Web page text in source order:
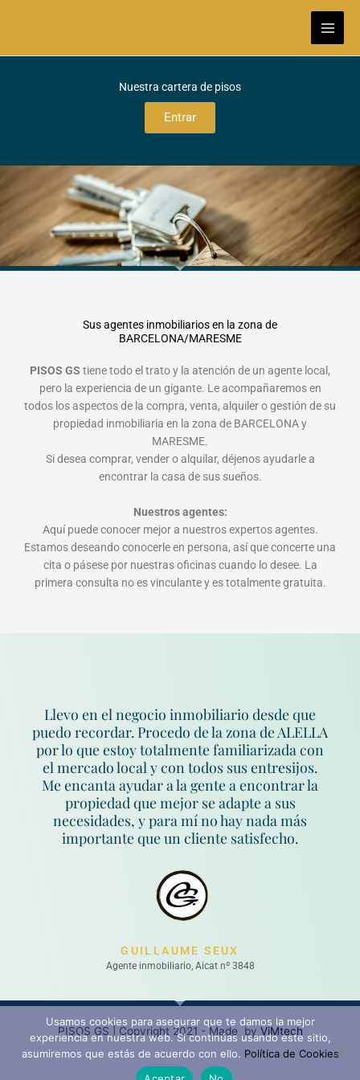
Nuestra cartera de pisos
Entrar
Sus agentes inmobiliarios en la zona de
BARCELONA/MARESME
PISOS GS tiene todo el trato y la atención de un agente local,
pero la experiencia de un gigante. Le acompañaremos en
todos los aspectos de la compra, venta, alquiler o gestión de su
propiedad inmobiliaria en la zona de BARCELONA y
MARESME.
Si desea comprar, vender o alquilar, déjenos ayudarle a
encontrar la casa de sus sueños.
Nuestros agentes:
Aquí puede conocer mejor a nuestros expertos agentes.
Estamos deseando conocerle en persona, así que concerte una
cita o pásese por nuestras oficinas cuando lo desee. La
primera consulta no es vinculante y es totalmente gratuita.
Llevo en el negocio inmobiliario desde que
puedo recordar. Procedo de la zona de ALELLA
por lo que estoy totalmente familiarizada con
el mercado local y con todos sus entresijos.
Me encanta ayudar a la gente a encontrar la
propiedad que mejor se adapte a sus
necesidades, y para mí no hay nada más
importante que un cliente satisfecho.
GUILLAUME SEUX
Agente inmobiliario, Aicat nº 3848
PISOS GS | Copyright 2021 -Made by ViMtech
Usamos cookies para asegurar que te damos la mejor
experiencia en nuestra web. Si continúas usando este sitio,
asumiremos que estás de acuerdo con ello. Política de Cookies